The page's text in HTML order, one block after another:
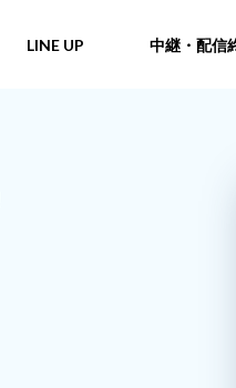
LINE UP 中継・配信